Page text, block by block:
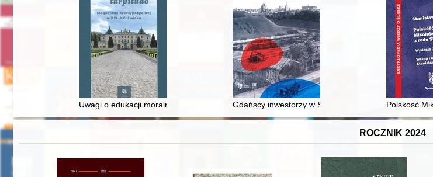
Uwagi o edukacji moralnej synów szlacheckich w XVI-wiecznej Rzeczypospolitej
Gdańscy inwestorzy w Sopocie : prestiż finansowy i
Polskość
ROCZNIK 2024